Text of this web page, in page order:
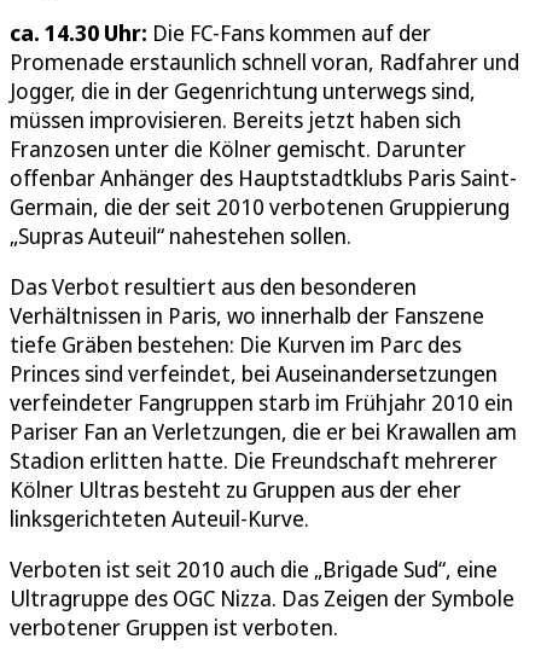
ca. 14.30 Uhr: Die FC-Fans kommen auf der
Promenade erstaunlich schnell voran, Radfahrer und
Jogger, die in der Gegenrichtung unterwegs sind,
müssen improvisieren. Bereits jetzt haben sich
Franzosen unter die Kölner gemischt. Darunter
offenbar Anhänger des Hauptstadtklubs Paris Saint-
Germain, die der seit 2010 verbotenen Gruppierung
„Supras Auteuil“ nahestehen sollen.
Das Verbot resultiert aus den besonderen
Verhältnissen in Paris, wo innerhalb der Fanszene
tiefe Gräben bestehen: Die Kurven im Parc des
Princes sind verfeindet, bei Auseinandersetzungen
verfeindeter Fangruppen starb im Frühjahr 2010 ein
Pariser Fan an Verletzungen, die er bei Krawallen am
Stadion erlitten hatte. Die Freundschaft mehrerer
Kölner Ultras besteht zu Gruppen aus der eher
linksgerichteten Auteuil-Kurve.
Verboten ist seit 2010 auch die „Brigade Sud“, eine
Ultragruppe des OGC Nizza. Das Zeigen der Symbole
verbotener Gruppen ist verboten.